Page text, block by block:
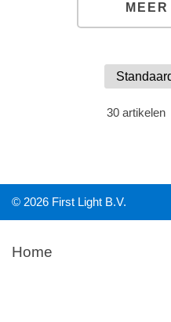
30 artikelen
© 2026 First Light B.V.
Home